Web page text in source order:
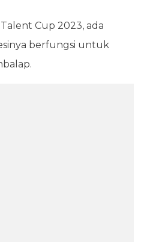
Talent Cup 2023, ada
berfungsi untuk